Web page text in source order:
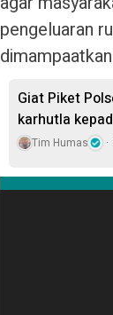
pengeluaran
Giat Piket
karhutla
Tim Humas